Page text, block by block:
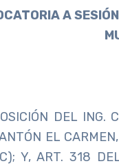
A
DEL ING.
EL
Y, ART. 318